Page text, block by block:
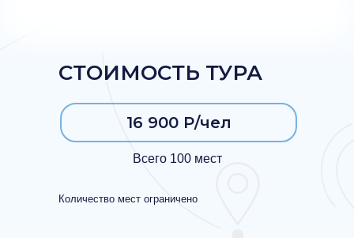
СТОИМОСТЬ ТУРА
16 900 Р/чел
Всего 100 мест
Количество мест ограничено